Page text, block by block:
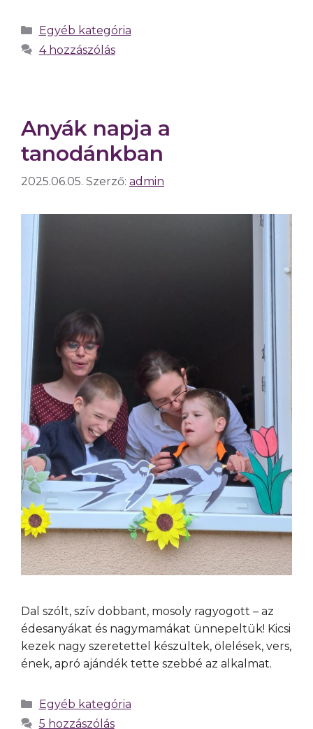
Egyéb kategória
4 hozzászólás
Anyák napja a
tanodánkban
2025.06.05. Szerző: admin
Dal szólt, szív dobbant, mosoly ragyogott – az
édesanyákat és nagymamákat ünnepeltük! Kicsi
kezek nagy szeretettel készültek, ölelések, vers,
ének, apró ajándék tette szebbé az alkalmat.
Egyéb kategória
5 hozzászólás